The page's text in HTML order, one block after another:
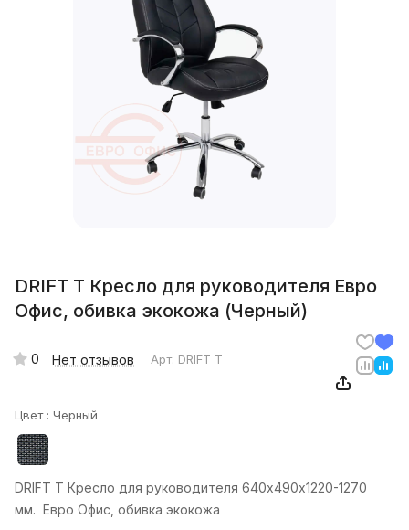
DRIFT T Кресло для руководителя Евро
Офис, обивка экокожа (Черный)
0 Нет отзывов Арт. DRIFT T
Цвет : Черный
DRIFT T Кресло для руководителя 640х490х1220-1270
мм. Евро Офис, обивка экокожа